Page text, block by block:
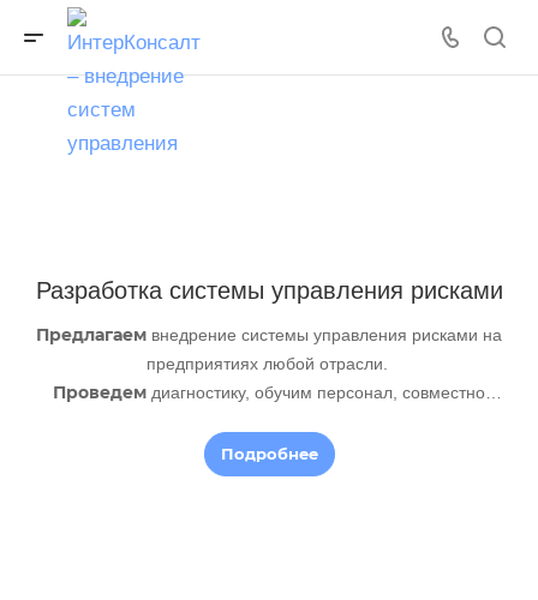
Разработка системы управления рисками
Предлагаем внедрение системы управления рисками на
предприятиях любой отрасли.
Проведем диагностику, обучим персонал, совместно
Подробнее